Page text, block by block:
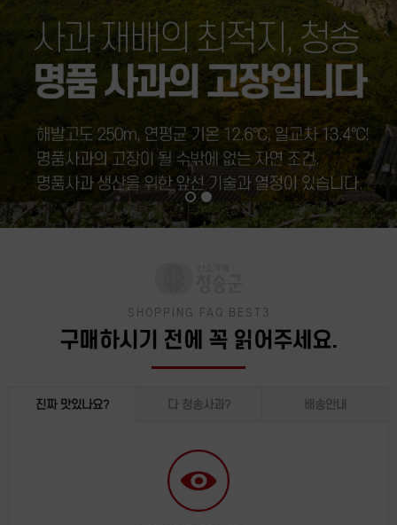
SHOPPING FAQ BEST3
구매하시기 전에 꼭 읽어주세요.
진짜 맛있나요? 다 청송사과? 배송안내